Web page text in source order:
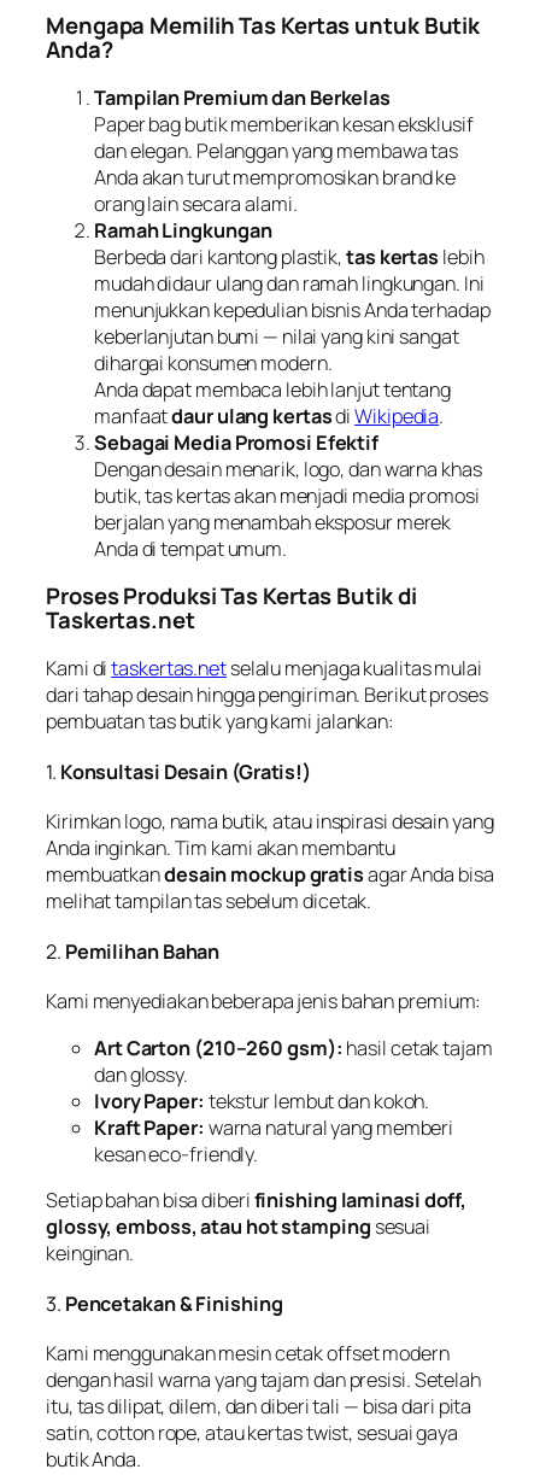
Mengapa Memilih Tas Kertas untuk Butik
Anda?
Tampilan Premium dan Berkelas
Paper bag butik memberikan kesan eksklusif
dan elegan. Pelanggan yang membawa tas
Anda akan turut mempromosikan brand ke
orang lain secara alami.
Ramah Lingkungan
Berbeda dari kantong plastik,tas kertas lebih
mudah didaur ulang dan ramah lingkungan. Ini
menunjukkan kepedulian bisnis Anda terhadap
keberlanjutan bumi — nilai yang kini sangat
dihargai konsumen modern.
Anda dapat membaca lebih lanjut tentang
manfaatdaur ulang kertasdiWikipedia.
Sebagai Media Promosi Efektif
Dengan desain menarik, logo, dan warna khas
butik, tas kertas akan menjadi media promosi
berjalan yang menambah eksposur merek
Anda di tempat umum.
Proses Produksi Tas Kertas Butik di
Taskertas.net
Kami ditaskertas.netselalu menjaga kualitas mulai
dari tahap desain hingga pengiriman. Berikut proses
pembuatan tas butik yang kami jalankan:
1. Konsultasi Desain (Gratis!)
Kirimkan logo, nama butik, atau inspirasi desain yang
Anda inginkan. Tim kami akan membantu
membuatkandesain mockup gratisagar Anda bisa
melihat tampilan tas sebelum dicetak.
2. Pemilihan Bahan
Kami menyediakan beberapa jenis bahan premium:
Art Carton (210–260 gsm): hasil cetak tajam
dan glossy.
Ivory Paper: tekstur lembut dan kokoh.
Kraft Paper: warna natural yang memberi
kesan eco-friendly.
Setiap bahan bisa diberifinishing laminasi doff,
glossy, emboss, atau hot stamping sesuai
keinginan.
3. Pencetakan & Finishing
Kami menggunakan mesin cetak offset modern
dengan hasil warna yang tajam dan presisi. Setelah
itu, tas dilipat, dilem, dan diberi tali — bisa dari pita
satin, cotton rope, atau kertas twist, sesuai gaya
butik Anda.